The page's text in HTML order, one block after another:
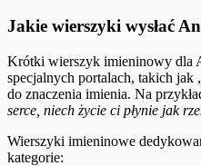
Jakie wierszyki wysłać
Krótki wierszyk imieninowy dla
specjalnych portalach, takich jak
do znaczenia imienia. Na
serce, niech życie ci płynie jak
Wierszyki imieninowe
kategorie: